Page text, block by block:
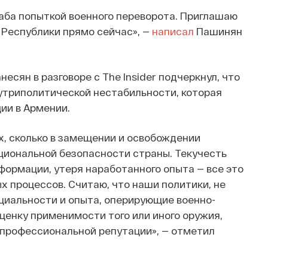
попыткой военного переворота. Приглашаю
прямо сейчас», — написал Пашинян
в разговоре с The Insider подчеркнул, что
нестабильности, которая
в Армении.
сколько в замещении и освобождении
безопасности страны. Текучесть
утеря наработанного опыта — все это
процессов. Считаю, что наши политики, не
и опыта, оперирующие военно-
применимости того или иного оружия,
репутации», — отметил